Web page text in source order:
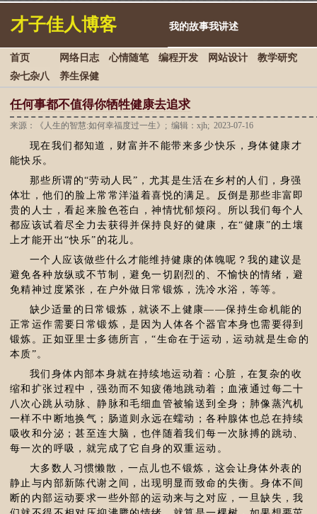
才子佳人博客 我的故事我讲述
首页 网络日志 心情随笔 编程开发 网站设计
教学研究
杂七杂八
养生保健
任何事都不值得你牺牲健康去追求
来源：《人生的智慧:如何幸福度过一生》; 编辑：xjh; 2023-07-16
现在我们都知道，财富并不能带来多少快乐，身体健康才
能快乐。
那些所谓的“劳动人民”，尤其是生活在乡村的人们，身强
体壮，他们的脸上常常洋溢着喜悦的满足。反倒是那些非富即
贵的人士，看起来脸色苍白，神情忧郁烦闷。所以我们每个人
都应该试着尽全力去获得并保持良好的健康，在“健康”的土壤
上才能开出“快乐”的花儿。
一个人应该做些什么才能维持健康的体魄呢？我的建议是
避免各种放纵或不节制，避免一切剧烈的、不愉快的情绪，避
免精神过度紧张，在户外做日常锻炼，洗冷水浴，等等。
缺少适量的日常锻炼，就谈不上健康——保持生命机能的
正常运作需要日常锻炼，是因为人体各个器官本身也需要得到
锻炼。正如亚里士多德所言，“生命在于运动，运动就是生命的
本质”。
我们身体内部本身就在持续地运动着：心脏，在复杂的收
缩和扩张过程中，强劲而不知疲倦地跳动着；血液通过每二十
八次心跳从动脉、静脉和毛细血管被输送到全身；肺像蒸汽机
一样不中断地换气；肠道则永远在蠕动；各种腺体也总在持续
吸收和分泌；甚至连大脑，也伴随着我们每一次脉搏的跳动、
每一次的呼吸，就完成了它自身的双重运动。
大多数人习惯懒散，一点儿也不锻炼，这会让身体外表的
静止与内部新陈代谢之间，出现明显而致命的失衡。身体不间
断的内部运动要求一些外部的运动来与之对应，一旦缺失，我